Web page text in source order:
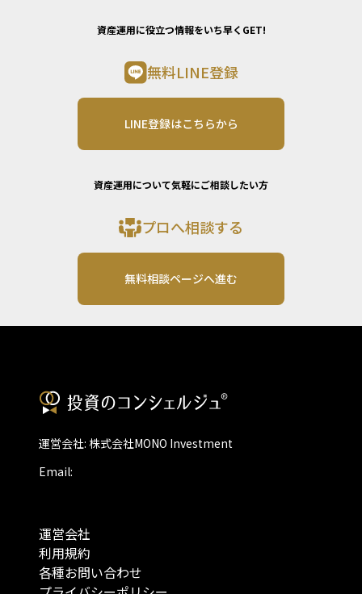
資産運用に役立つ情報をいち早くGET!
無料LINE登録
LINE登録はこちらから
資産運用について気軽にご相談したい方
プロへ相談する
無料相談ページへ進む
運営会社: 株式会社MONO Investment
Email:
運営会社
利用規約
各種お問い合わせ